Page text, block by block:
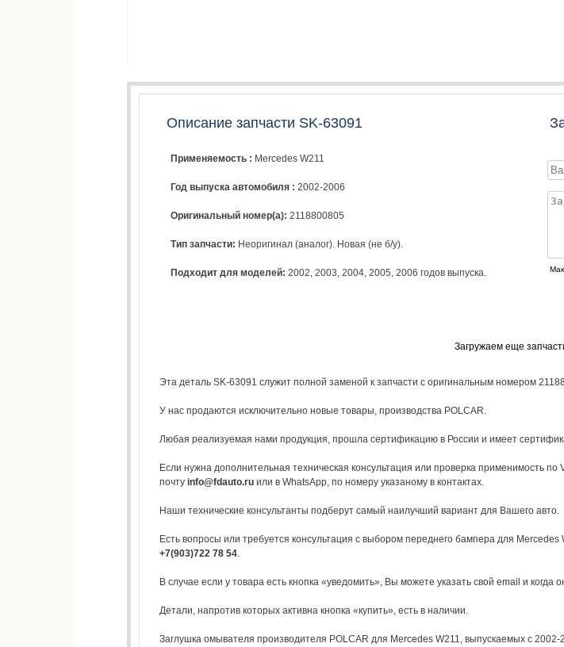
Описание запчасти SK-63091
Применяемость : Mercedes W211
Год выпуска автомобиля : 2002-2006
Оригинальный номер(а): 2118800805
Тип запчасти: Неоригинал (аналог). Новая (не б/у).
Подходит для моделей: 2002, 2003, 2004, 2005, 2006 годов выпуска.
Загружаем еще
Эта деталь SK-63091 служит полной заменой к запчасти с оригинальным номером
У нас продаются исключительно новые товары, производства POLCAR.
Любая реализуемая нами продукция, прошла сертификацию в России и имеет
Если нужна дополнительная техническая консультация или проверка применимость
почту info@fdauto.ru или в WhatsApp, по номеру указаному в контактах.
Наши технические консультанты подберут самый наилучший вариант для Вашего авто.
Есть вопросы или требуется консультация с выбором переднего бампера для
+7(903)722 78 54.
В случае если у товара есть кнопка «уведомить», Вы можете указать свой email и
Детали, напротив которых активна кнопка «купить», есть в наличии.
Заглушка омывателя производителя POLCAR для Mercedes W211, выпускаемых с